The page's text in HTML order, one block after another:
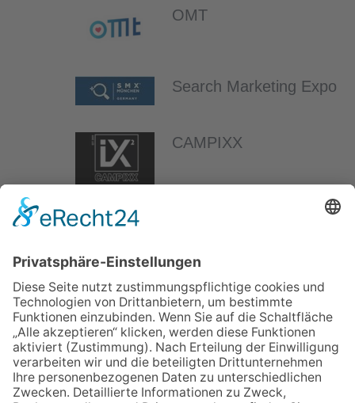
OMT
Search Marketing Expo
CAMPIXX
Vortrag
ÜBER UNS
ANMELDEN
LOGIN
AGB